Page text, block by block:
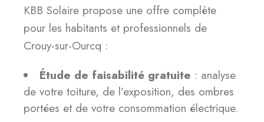
KBB Solaire propose une offre complète
pour les habitants et professionnels de
Crouy-sur-Ourcq :
Étude de faisabilité gratuite : analyse
de votre toiture, de l’exposition, des ombres
portées et de votre consommation électrique.